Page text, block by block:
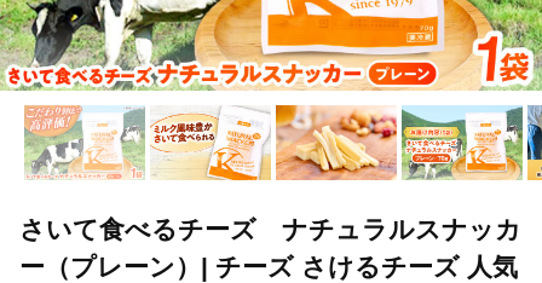
さいて食べるチーズ ナチュラルスナッカ
ー（プレーン）| チーズ さけるチーズ 人気